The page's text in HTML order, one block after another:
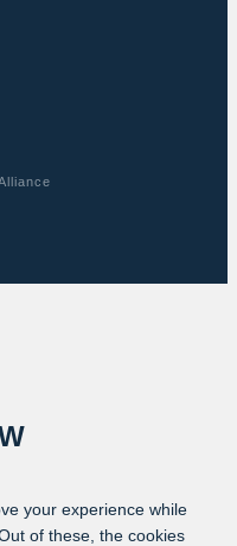
your experience while
of these, the cookies